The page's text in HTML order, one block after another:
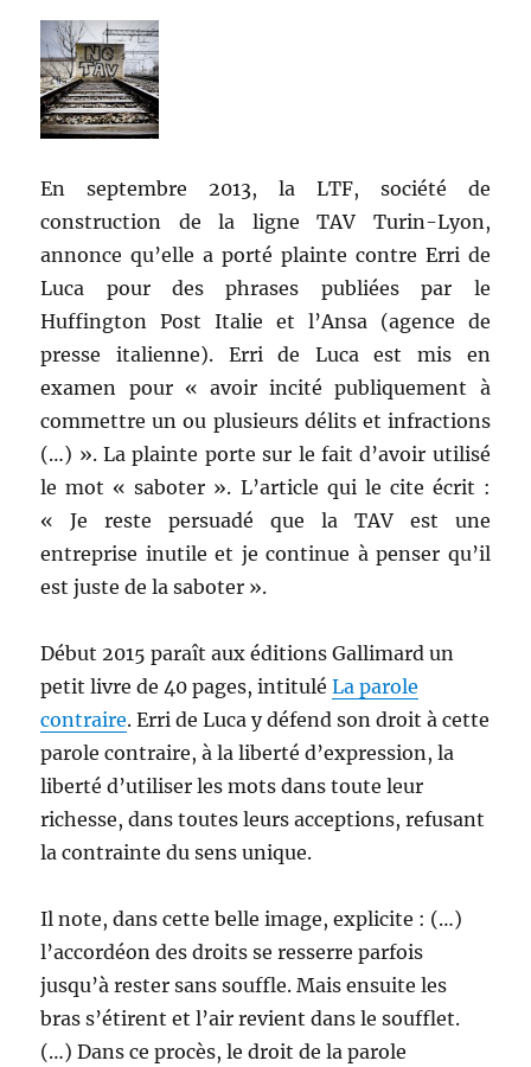
En septembre 2013, la LTF, société de
construction de la ligne TAV Turin-Lyon,
annonce qu’elle a porté plainte contre Erri de
Luca pour des phrases publiées par le
Huffington Post Italie et l’Ansa (agence de
presse italienne). Erri de Luca est mis en
examen pour « avoir incité publiquement à
commettre un ou plusieurs délits et infractions
(…) ». La plainte porte sur le fait d’avoir utilisé
le mot « saboter ». L’article qui le cite écrit :
« Je reste persuadé que la TAV est une
entreprise inutile et je continue à penser qu’il
est juste de la saboter ».
Début 2015 paraît aux éditions Gallimard un
petit livre de 40 pages, intituléLa parole
contraire. Erri de Luca y défend son droit à cette
parole contraire, à la liberté d’expression, la
liberté d’utiliser les mots dans toute leur
richesse, dans toutes leurs acceptions, refusant
la contrainte du sens unique.
Il note, dans cette belle image, explicite : (…)
l’accordéon des droits se resserre parfois
jusqu’à rester sans souffle. Mais ensuite les
bras s’étirent et l’air revient dans le soufflet.
(…) Dans ce procès, le droit de la parole